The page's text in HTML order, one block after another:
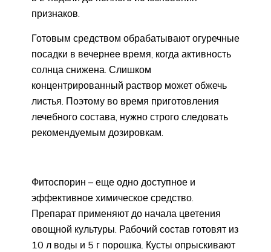
признаков.
Готовым средством обрабатывают огуречные
посадки в вечернее время, когда активность
солнца снижена. Слишком
концентрированный раствор может обжечь
листья. Поэтому во время приготовления
лечебного состава, нужно строго следовать
рекомендуемым дозировкам.
Фитоспорин – еще одно доступное и
эффективное химическое средство.
Препарат применяют до начала цветения
овощной культуры. Рабочий состав готовят из
10 л воды и 5 г порошка. Кусты опрыскивают